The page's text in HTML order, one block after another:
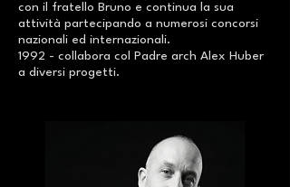
con il fratello Bruno e continua la sua
attività partecipando a numerosi concorsi
nazionali ed internazionali.
1992 - collabora col Padre arch Alex Huber
a diversi progetti.